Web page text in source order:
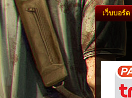
เว็บบอร์ด